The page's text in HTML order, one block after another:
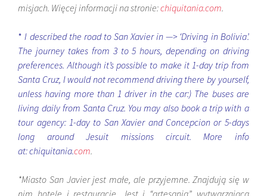
misjach. Więcej informacji na stronie:chiquitania.com.
* I described the road to San Xavier in —> ‘Driving in Bolivia’.
The journey takes from 3 to 5 hours, depending on driving
preferences. Although it’s possible to make it 1-day trip from
Santa Cruz, I would not recommend driving there by yourself,
unless having more than 1 driver in the car:) The buses are
living daily from Santa Cruz. You may also book a trip with a
tour agency: 1-day to San Xavier and Concepcion or 5-days
long around Jesuit missions circuit. More info
at:chiquitania.com.
*Miasto San Javier jest małe, ale przyjemne. Znajdują się w
nim hotele i restauracje. Jest i “artesania” wytwarzająca